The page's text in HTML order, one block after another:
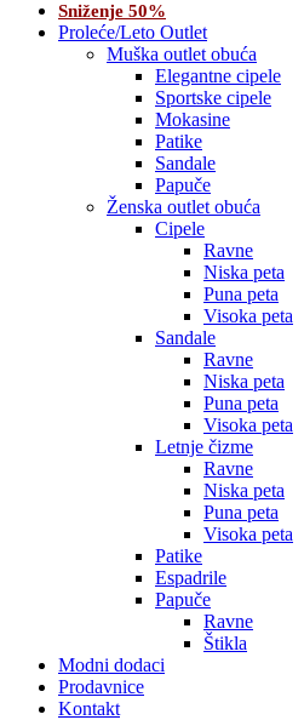
Sniženje 50%
Proleće/Leto Outlet
Muška outlet obuća
Elegantne cipele
Sportske cipele
Mokasine
Patike
Sandale
Papuče
Ženska outlet obuća
Cipele
Ravne
Niska peta
Puna peta
Visoka peta
Sandale
Ravne
Niska peta
Puna peta
Visoka peta
Letnje čizme
Ravne
Niska peta
Puna peta
Visoka peta
Patike
Espadrile
Papuče
Ravne
Štikla
Modni dodaci
Prodavnice
Kontakt